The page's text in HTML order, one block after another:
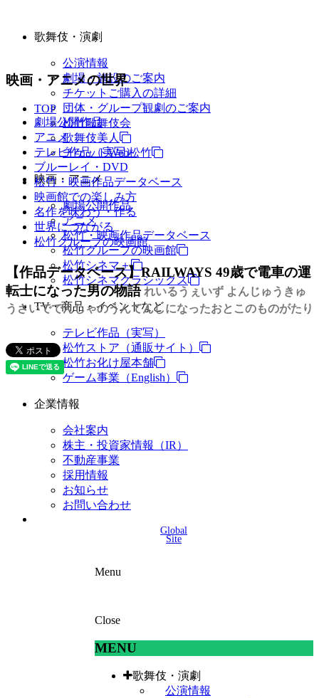
歌舞伎・演劇
公演情報
劇場・施設のご案内
チケットご購入の詳細
団体・グループ観劇のご案内
松竹歌舞伎会
歌舞伎美人
チケットWeb松竹
映画・アニメ
劇場公開作品
アニメ
松竹・映画作品データベース
松竹グループの映画館
松竹シネマ＋
松竹シネマクラシックス
TV・商品・イベントなど
テレビ作品（実写）
松竹ストア（通販サイト）
松竹お化け屋本舗
ゲーム事業（English）
企業情報
会社案内
株主・投資家情報（IR）
不動産事業
採用情報
お知らせ
お問い合わせ
Global
Site
Menu
Close
MENU
歌舞伎・演劇
公演情報
映画・アニメの世界
TOP
劇場公開作品
アニメ
テレビ作品（実写）
ブルーレイ・DVD
松竹・映画作品データベース
映画館での楽しみ方
名作を味わう・作る
世界につながる
松竹グループの映画館
【作品データベース】RAILWAYS 49歳で電車の運
転士になった男の物語れいるうぇいず よんじゅうきゅ
うさいででんしゃのうんてんしになったおとこのものがたり